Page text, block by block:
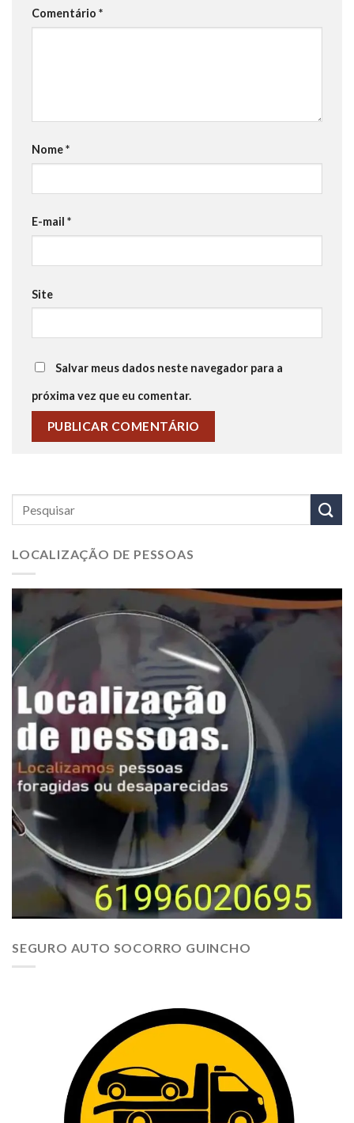
Comentário *
Nome*
E-mail *
Site
Salvar meus dados neste navegador para a
próxima vez que eu comentar.
LOCALIZAÇÃO DE PESSOAS
SEGURO AUTO SOCORRO GUINCHO